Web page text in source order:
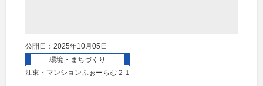
公開日：2025年10月05日
環境・まちづくり
江東・マンションふぉーらむ２１